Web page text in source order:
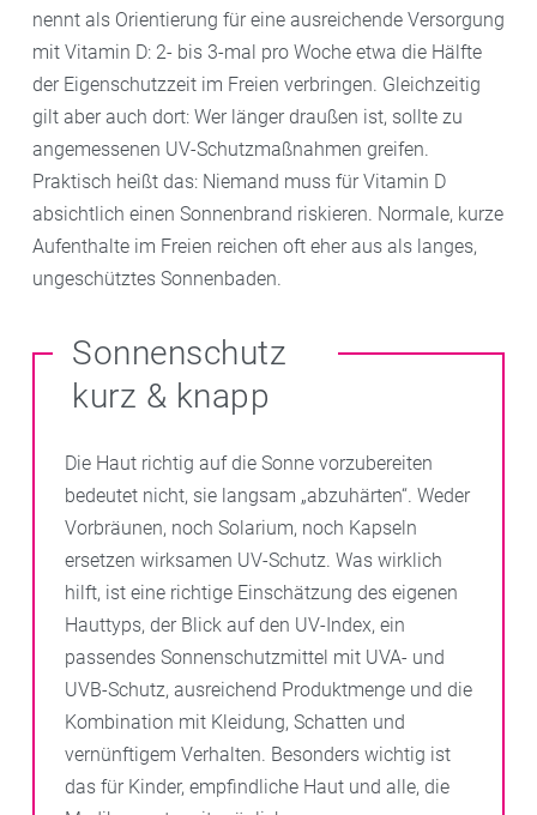
nennt als Orientierung für eine ausreichende Versorgung
mit Vitamin D: 2- bis 3-mal pro Woche etwa die Hälfte
der Eigenschutzzeit im Freien verbringen. Gleichzeitig
gilt aber auch dort: Wer länger draußen ist, sollte zu
angemessenen UV-Schutzmaßnahmen greifen.
Praktisch heißt das: Niemand muss für Vitamin D
absichtlich einen Sonnenbrand riskieren. Normale, kurze
Aufenthalte im Freien reichen oft eher aus als langes,
ungeschütztes Sonnenbaden.
Sonnenschutz
kurz & knapp
Die Haut richtig auf die Sonne vorzubereiten
bedeutet nicht, sie langsam „abzuhärten“. Weder
Vorbräunen, noch Solarium, noch Kapseln
ersetzen wirksamen UV-Schutz. Was wirklich
hilft, ist eine richtige Einschätzung des eigenen
Hauttyps, der Blick auf den UV-Index, ein
passendes Sonnenschutzmittel mit UVA- und
UVB-Schutz, ausreichend Produktmenge und die
Kombination mit Kleidung, Schatten und
vernünftigem Verhalten. Besonders wichtig ist
das für Kinder, empfindliche Haut und alle, die